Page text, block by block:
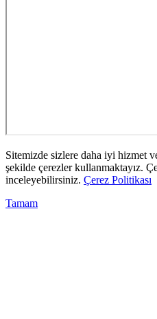
Sitemizde sizlere daha iyi hizmet
şekilde çerezler kullanmaktayız.
inceleyebilirsiniz. Çerez Politikası
Tamam